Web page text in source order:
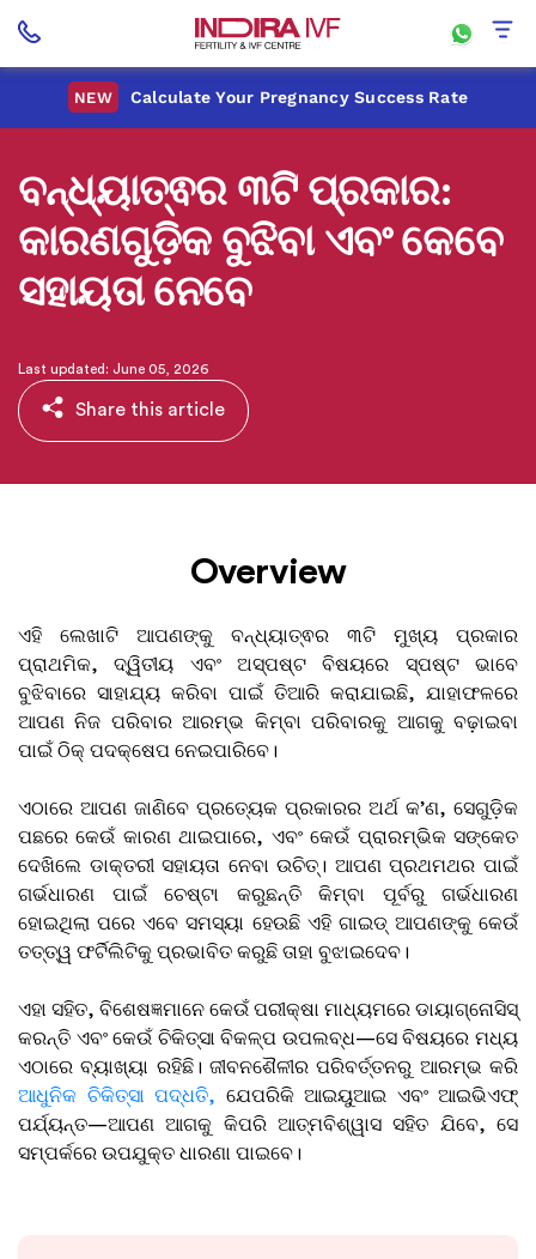
NEW Calculate Your Pregnancy Success Rate
ବନ୍ଧ୍ୟାତ୍ଵର ୩ଟି ପ୍ରକାର:
କାରଣଗୁଡ଼ିକ ବୁଝିବା ଏବଂ କେବେ
ସହାୟତା ନେବେ
Last updated: June 05, 2026
Share this article
Overview
ଏହି ଲେଖାଟି ଆପଣଙ୍କୁ ବନ୍ଧ୍ୟାତ୍ଵର ୩ଟି ମୁଖ୍ୟ ପ୍ରକାର
ପ୍ରାଥମିକ, ଦ୍ୱିତୀୟ ଏବଂ ଅସ୍ପଷ୍ଟ ବିଷୟରେ ସ୍ପଷ୍ଟ ଭାବେ
ବୁଝିବାରେ ସାହାଯ୍ୟ କରିବା ପାଇଁ ତିଆରି କରାଯାଇଛି, ଯାହାଫଳରେ
ଆପଣ ନିଜ ପରିବାର ଆରମ୍ଭ କିମ୍ବା ପରିବାରକୁ ଆଗକୁ ବଢ଼ାଇବା
ପାଇଁ ଠିକ୍ ପଦକ୍ଷେପ ନେଇପାରିବେ।
ଏଠାରେ ଆପଣ ଜାଣିବେ ପ୍ରତ୍ୟେକ ପ୍ରକାରର ଅର୍ଥ କ’ଣ, ସେଗୁଡ଼ିକ
ପଛରେ କେଉଁ କାରଣ ଥାଇପାରେ, ଏବଂ କେଉଁ ପ୍ରାରମ୍ଭିକ ସଙ୍କେତ
ଦେଖିଲେ ଡାକ୍ତରୀ ସହାୟତା ନେବା ଉଚିତ୍। ଆପଣ ପ୍ରଥମଥର ପାଇଁ
ଗର୍ଭଧାରଣ ପାଇଁ ଚେଷ୍ଟା କରୁଛନ୍ତି କିମ୍ବା ପୂର୍ବରୁ ଗର୍ଭଧାରଣ
ହୋଇଥିଲା ପରେ ଏବେ ସମସ୍ୟା ହେଉଛି ଏହି ଗାଇଡ୍ ଆପଣଙ୍କୁ କେଉଁ
ତତ୍ତ୍ୱ ଫର୍ଟିଲିଟିକୁ ପ୍ରଭାବିତ କରୁଛି ତାହା ବୁଝାଇଦେବ।
ଏହା ସହିତ, ବିଶେଷଜ୍ଞମାନେ କେଉଁ ପରୀକ୍ଷା ମାଧ୍ୟମରେ ଡାୟାଗ୍ନୋସିସ୍
କରନ୍ତି ଏବଂ କେଉଁ ଚିକିତ୍ସା ବିକଳ୍ପ ଉପଲବ୍ଧ—ସେ ବିଷୟରେ ମଧ୍ୟ
ଏଠାରେ ବ୍ୟାଖ୍ୟା ରହିଛି। ଜୀବନଶୈଳୀର ପରିବର୍ତ୍ତନରୁ ଆରମ୍ଭ କରି
ଆଧୁନିକ ଚିକିତ୍ସା ପଦ୍ଧତି, ଯେପରିକି ଆଇୟୁଆଇ ଏବଂ ଆଇଭିଏଫ୍
ପର୍ଯ୍ୟନ୍ତ—ଆପଣ ଆଗକୁ କିପରି ଆତ୍ମବିଶ୍ୱାସ ସହିତ ଯିବେ, ସେ
ସମ୍ପର୍କରେ ଉପଯୁକ୍ତ ଧାରଣା ପାଇବେ।